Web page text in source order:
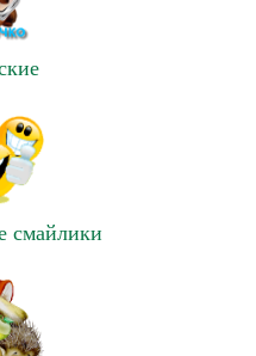
смайлики